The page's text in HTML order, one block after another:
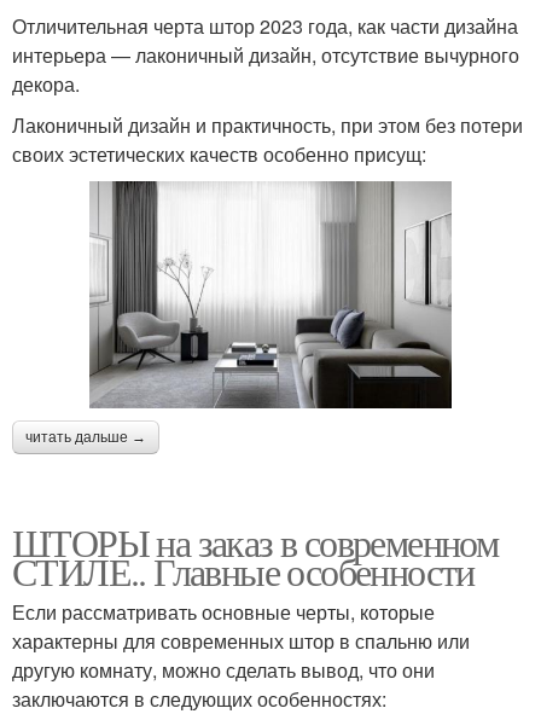
Отличительная черта штор 2023 года, как части дизайна
интерьера — лаконичный дизайн, отсутствие вычурного
декора.
Лаконичный дизайн и практичность, при этом без потери
своих эстетических качеств особенно присущ:
читать дальше →
ШТОРЫ на заказ в современном
СТИЛЕ.. Главные особенности
Если рассматривать основные черты, которые
характерны для современных штор в спальню или
другую комнату, можно сделать вывод, что они
заключаются в следующих особенностях: